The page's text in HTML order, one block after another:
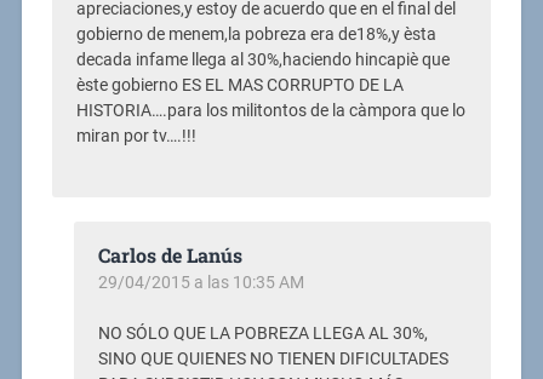
apreciaciones,y estoy de acuerdo que en el final del
gobierno de menem,la pobreza era de18%,y èsta
decada infame llega al 30%,haciendo hincapiè que
èste gobierno ES EL MAS CORRUPTO DE LA
HISTORIA….para los militontos de la càmpora que lo
miran por tv….!!!
Carlos de Lanús
29/04/2015 a las 10:35 AM
NO SÓLO QUE LA POBREZA LLEGA AL 30%,
SINO QUE QUIENES NO TIENEN DIFICULTADES